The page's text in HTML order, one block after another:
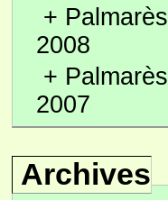
+ Palmarès
2008
+ Palmarès
2007
Archives